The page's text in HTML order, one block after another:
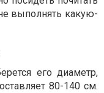
выполнять какую-
его диаметр,
80-140 см.